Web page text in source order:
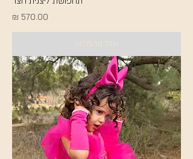
מחיר
אזל מהמלאי